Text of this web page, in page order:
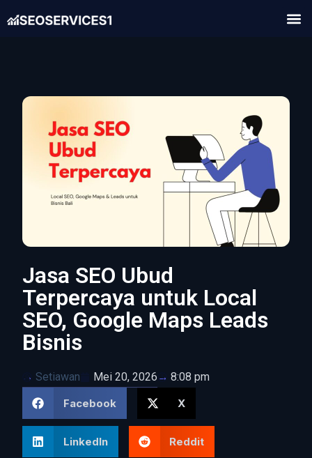
Jasa SEO Ubud
Terpercaya untuk Local
SEO, Google Maps Leads
Bisnis
Setiawan Mei 20, 2026
8:08 pm
Facebook
X
LinkedIn Reddit